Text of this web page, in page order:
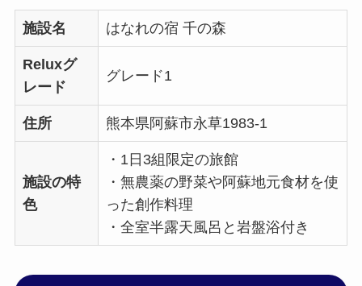
施設名 はなれの宿 千の森
Reluxグ
レード
グレード1
住所 熊本県阿蘇市永草1983-1
施設の特
色
・1日3組限定の旅館
・無農薬の野菜や阿蘇地元食材を使
った創作料理
・全室半露天風呂と岩盤浴付き